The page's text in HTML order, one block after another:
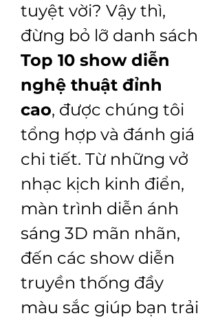
tuyệt vời? Vậy thì,
Top 10 show diễn
nghệ thuật đỉnh
cao, được chúng tôi
tổng hợp và đánh giá
chi tiết. Từ những vở
nhạc kịch kinh điển,
màn trình diễn ánh
sáng 3D mãn nhãn,
đến các show diễn
truyền thống đầy
màu sắc giúp bạn trải